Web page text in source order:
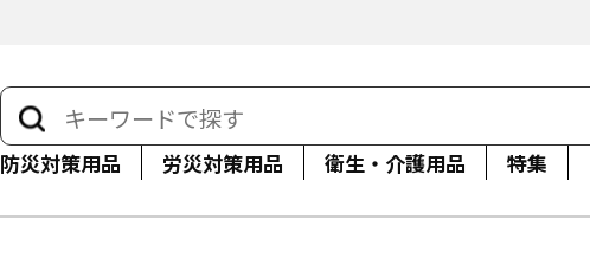
防災対策用品 労災対策用品 衛生・介護用品 特集